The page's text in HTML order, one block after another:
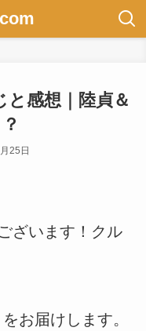
と感想｜陸貞＆
25日
ざいます！クル
お届けします。